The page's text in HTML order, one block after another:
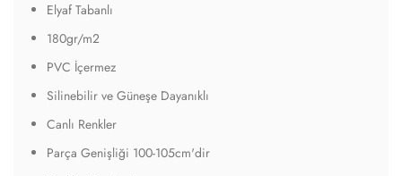
Elyaf Tabanlı
180gr/m2
PVC İçermez
Silinebilir ve Güneşe Dayanıklı
Canlı Renkler
Parça Genişliği 100-105cm'dir